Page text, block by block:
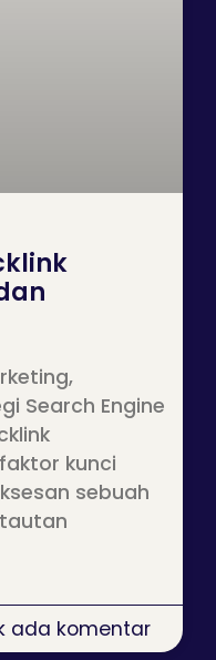
Search Engine
kunci
sebuah
ada komentar